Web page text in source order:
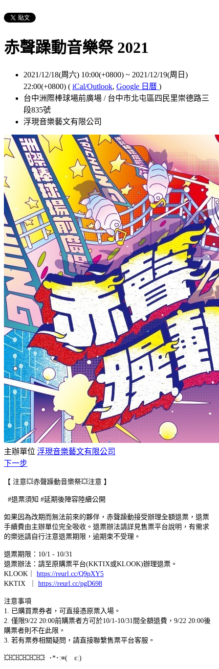
赤聲躁動音樂祭 2021
2021/12/18(周六) 10:00(+0800) ~ 2021/12/19(周日)
22:00(+0800) ( iCal/Outlook, Google 日曆 )
台中洲際棒球場前廣場 / 台中市北屯區四民里崇德路三
段835號
浮現音樂藝文有限公司
主辦單位 浮現音樂藝文有限公司
下一步
【 注意💥赤聲躁動音樂祭💥注意 】
#退票須知 #延期後陣容陸續公開
如果因為改期而無法前來的夥伴，赤聲躁動接受辦理全額退票，退票
手續費由主辦單位完全吸收。退票辦法請詳見售票平台說明，有需求
的樂迷請自行注意退票期限，逾期束不受理。
退票期限：10/1 - 10/31
退票辦法：請至原購票平台(KKTIX或KLOOK)辦理退票。
KLOOK｜ https://reurl.cc/Q9pXY5
KKTIX ​ ｜ ​ https://reurl.cc/pgD698
​注意事項​
1. 已購買票券者，可直接憑原票入場。​
2. 僅限9/22 20:00前購票者方可於10/1-10/31間全額退費，9/22 20:00後
購票者則不在此限。
3. 若有票券相關疑問，請直接聯繫售票平台客服。
💥💥💥💥💥💥 ･*･:≡( ε:)